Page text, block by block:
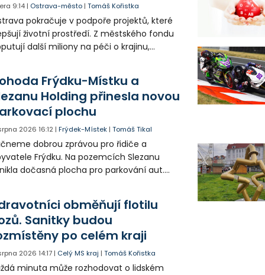
9:14 | Ostrava-město |Tomáš Kořistka
pokračuje v podpoře projektů, které
životní prostředí. Z městského fondu
další miliony na péči o krajinu,
Frýdku-Místku a
Holding přinesla novou
plochu
2026 16:12 |Frýdek-Místek |Tomáš Tikal
dobrou zprávou pro řidiče a
Frýdku. Na pozemcích Slezanu
dočasná plocha pro parkování aut.
obměňují flotilu
Sanitky budou
po celém kraji
2026 14:17 | Celý MS kraj |Tomáš Kořistka
minuta může rozhodovat o lidském